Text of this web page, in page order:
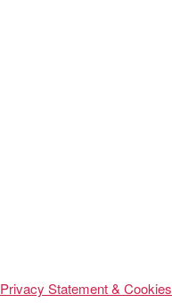
Privacy Statement & Cookies